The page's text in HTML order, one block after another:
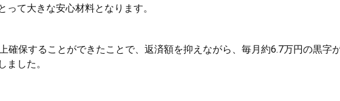
って大きな安心材料となります。
確保することができたことで、返済額を抑えながら、毎月約6.7万円の黒字
ました。